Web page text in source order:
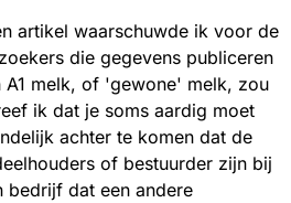
artikel waarschuwde ik voor de
die gegevens publiceren
A1 melk, of 'gewone' melk, zou
ik dat je soms aardig moet
achter te komen dat de
of bestuurder zijn bij
bedrijf dat een andere